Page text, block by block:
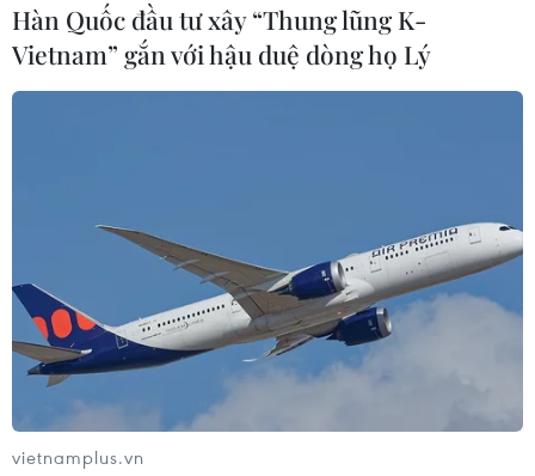
Hàn Quốc đầu tư xây “Thung lũng K-
Vietnam” gắn với hậu duệ dòng họ Lý
vietnamplus.vn